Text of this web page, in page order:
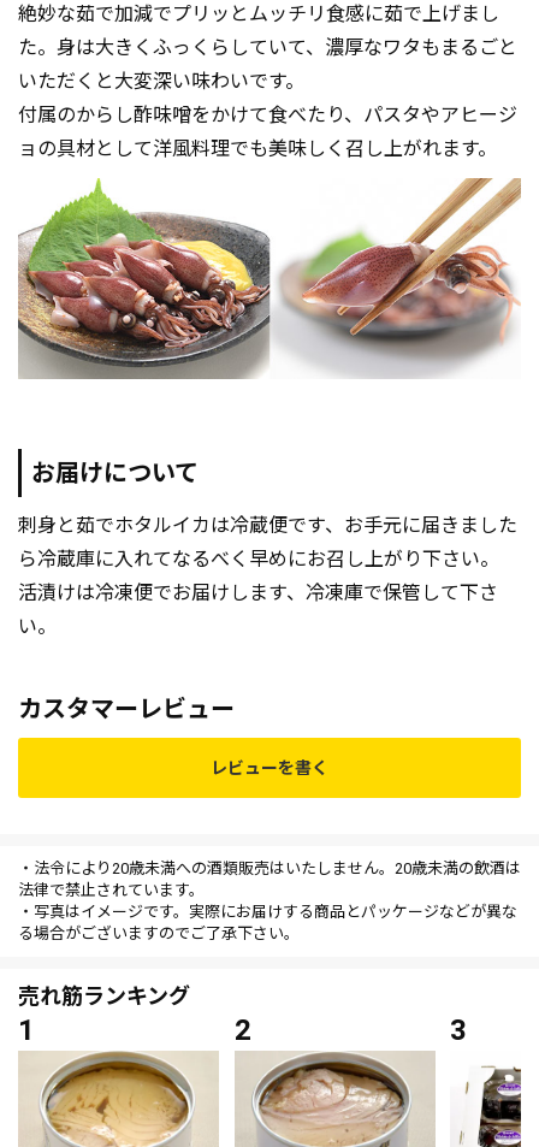
絶妙な茹で加減でプリッとムッチリ食感に茹で上げまし
た。身は大きくふっくらしていて、濃厚なワタもまるごと
いただくと大変深い味わいです。
付属のからし酢味噌をかけて食べたり、パスタやアヒージ
ョの具材として洋風料理でも美味しく召し上がれます。
お届けについて
刺身と茹でホタルイカは冷蔵便です、お手元に届きました
ら冷蔵庫に入れてなるべく早めにお召し上がり下さい。
活漬けは冷凍便でお届けします、冷凍庫で保管して下さ
い。
カスタマーレビュー
レビューを書く
・法令により20歳未満への酒類販売はいたしません。20歳未満の飲酒は
法律で禁止されています。
・写真はイメージです。実際にお届けする商品とパッケージなどが異な
る場合がございますのでご了承下さい。
売れ筋ランキング